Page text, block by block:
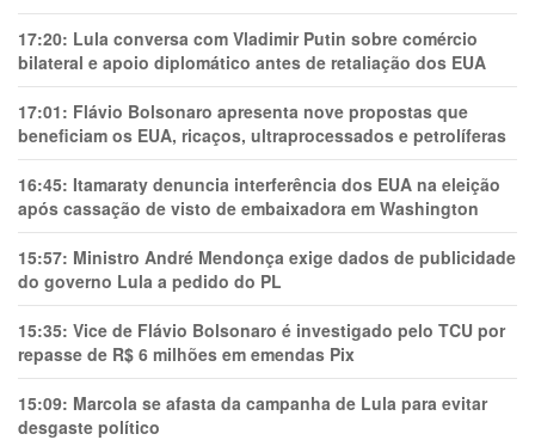
17:20: Lula conversa com Vladimir Putin sobre comércio
bilateral e apoio diplomático antes de retaliação dos EUA
17:01: Flávio Bolsonaro apresenta nove propostas que
beneficiam os EUA, ricaços, ultraprocessados e petrolíferas
16:45: Itamaraty denuncia interferência dos EUA na eleição
após cassação de visto de embaixadora em Washington
15:57: Ministro André Mendonça exige dados de publicidade
do governo Lula a pedido do PL
15:35: Vice de Flávio Bolsonaro é investigado pelo TCU por
repasse de R$ 6 milhões em emendas Pix
15:09: Marcola se afasta da campanha de Lula para evitar
desgaste político